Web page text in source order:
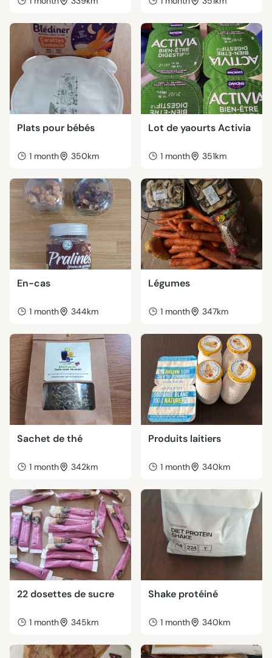
Plats pour bébés
1 month 350km
Lot de yaourts Activia
1 month 351km
En-cas
1 month 344km
Légumes
1 month 347km
Sachet de thé
1 month 342km
Produits laitiers
1 month 340km
22 dosettes de sucre
1 month 345km
Shake protéiné
1 month 340km